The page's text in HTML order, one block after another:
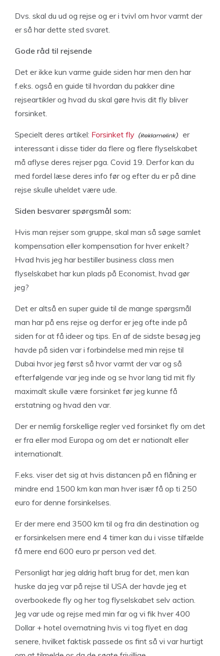
Dvs. skal du ud og rejse og er i tvivl om hvor varmt der
er så har dette sted svaret.
Gode råd til rejsende
Det er ikke kun varme guide siden har men den har
f.eks. også en guide til hvordan du pakker dine
rejseartikler og hvad du skal gøre hvis dit fly bliver
forsinket.
Specielt deres artikel: Forsinket fly
er
interessant i disse tider da flere og flere flyselskabet
må aflyse deres rejser pga. Covid 19. Derfor kan du
med fordel læse deres info før og efter du er på dine
rejse skulle uheldet være ude.
Siden besvarer spørgsmål som:
Hvis man rejser som gruppe, skal man så søge samlet
kompensation eller kompensation for hver enkelt?
Hvad hvis jeg har bestiller business class men
flyselskabet har kun plads på Economist, hvad gør
jeg?
Det er altså en super guide til de mange spørgsmål
man har på ens rejse og derfor er jeg ofte inde på
siden for at få ideer og tips. En af de sidste besøg jeg
havde på siden var i forbindelse med min rejse til
Dubai hvor jeg først så hvor varmt der var og så
efterfølgende var jeg inde og se hvor lang tid mit fly
maximalt skulle være forsinket før jeg kunne få
erstatning og hvad den var.
Der er nemlig forskellige regler ved forsinket fly om det
er fra eller mod Europa og om det er nationalt eller
internationalt.
F.eks. viser det sig at hvis distancen på en flåning er
mindre end 1500 km kan man hver især få op ti 250
euro for denne forsinkelses.
Er der mere end 3500 km til og fra din destination og
er forsinkelsen mere end 4 timer kan du i visse tilfælde
få mere end 600 euro pr person ved det.
Personligt har jeg aldrig haft brug for det, men kan
huske da jeg var på rejse til USA der havde jeg et
overbookede fly og her tog flyselskabet selv action.
Jeg var ude og rejse med min far og vi fik hver 400
Dollar + hotel overnatning hvis vi tog flyet en dag
senere, hvilket faktisk passede os fint så vi var hurtigt